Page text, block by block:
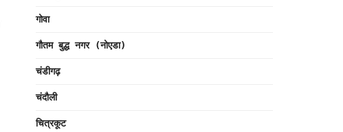
गोवा
गौतम बुद्ध नगर (नोएडा)
चंडीगढ़
चंदौली
चित्रकूट